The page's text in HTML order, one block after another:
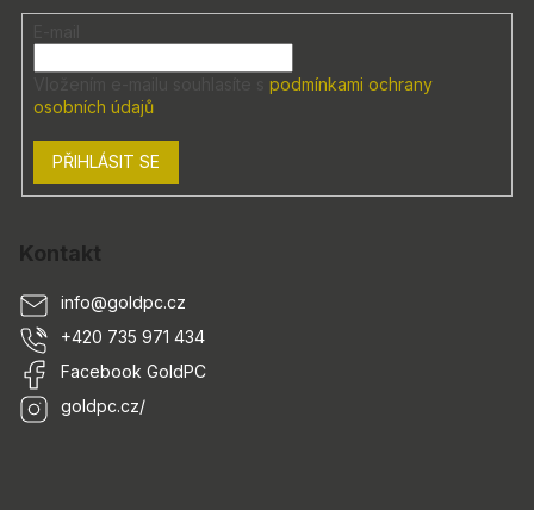
podmínkami ochrany
osobních údajů
PŘIHLÁSIT SE
Kontakt
info@goldpc.cz
+420 735 971 434
Facebook GoldPC
goldpc.cz/